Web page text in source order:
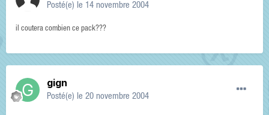
Posté(e) le 14 novembre 2004
il coutera combien ce pack???
gign
Posté(e) le 20 novembre 2004